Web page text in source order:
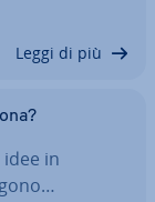
Leggi di più
in